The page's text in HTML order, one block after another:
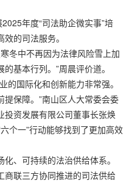
年度“司法助企微实事”培
的司法服务。
冬中不再因为法律风险雪上加
基本行列。”周晨评价道。
的国际化和创新能力非常强。
保障。”南山区人大常委会委
投资发展有限公司董事长张焕
个一”行动能够找到了更加高效
、可持续的法治供给体系。
商联三方协同推进的司法供给